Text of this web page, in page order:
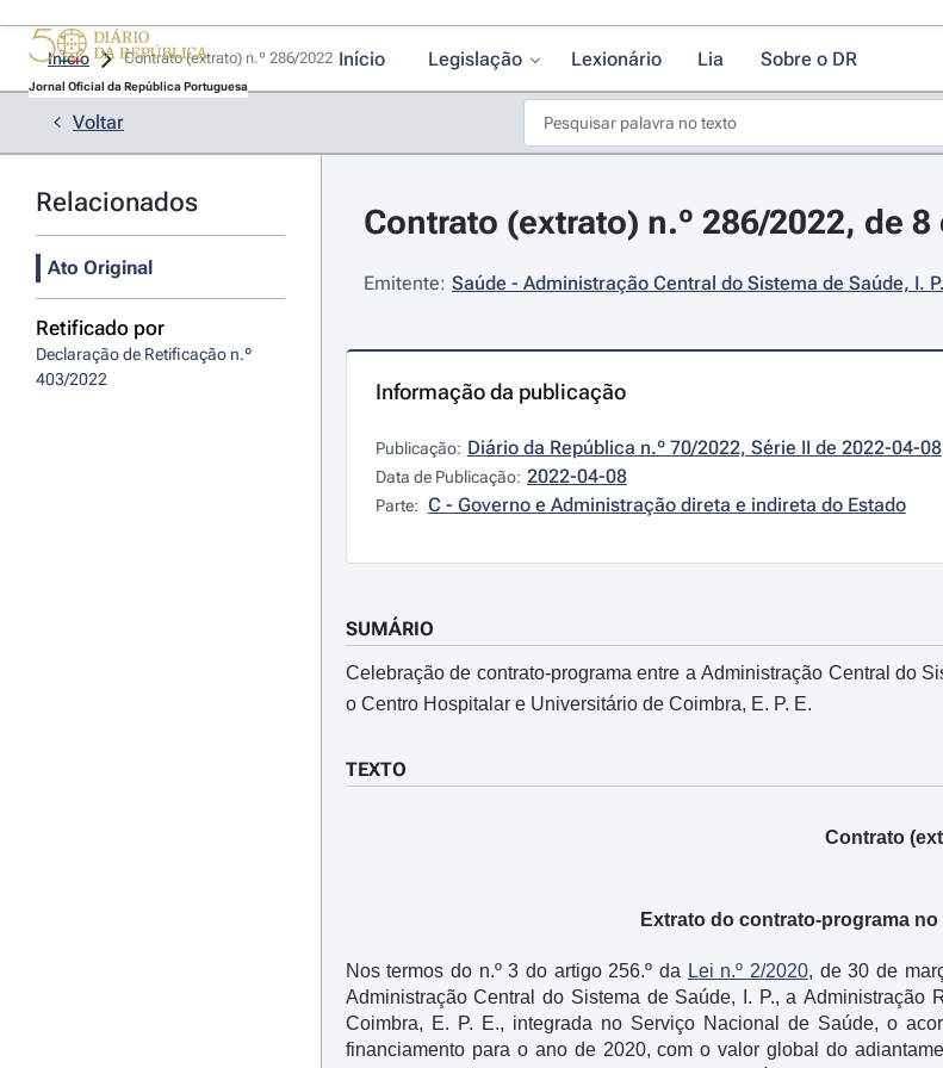
Jornal Oficial da República Portuguesa
Início Legislação Lexionário Lia Sobre o DR
Início
Voltar
Relacionados
Ato Original
Retificado por
Declaração de Retificação n.º
403/2022
Contrato (extrato) n.º 286/2022, de 8
Emitente: Saúde - Administração Central do Sistema de Saúde, I. P.
Informação da publicação
Publicação: Diário da República n.º 70/2022, Série II de 2022-04-08
Data de Publicação: 2022-04-08
Parte: C - Governo e Administração direta e indireta do Estado
SUMÁRIO
Celebração de contrato-programa entre a Administração Central do
o Centro Hospitalar e Universitário de Coimbra, E. P. E.
TEXTO
Contrato
Extrato do contrato-programa
Nos termos do n.º 3 do artigo 256.º da Lei n.º 2/2020, de 30 de
Administração Central do Sistema de Saúde, I. P., a
Coimbra, E. P. E., integrada no Serviço Nacional de Saúde, o
financiamento para o ano de 2020, com o valor global do